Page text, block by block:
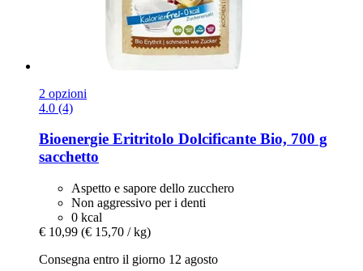
2 opzioni
4.0 (4)
Bioenergie Eritritolo Dolcificante Bio, 700 g
sacchetto
Aspetto e sapore dello zucchero
Non aggressivo per i denti
0 kcal
€ 10,99 (€ 15,70 / kg)
Consegna entro il giorno 12 agosto